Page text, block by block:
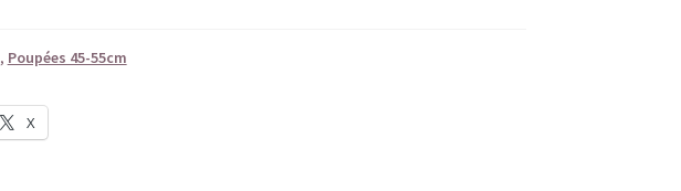
, Poupées 45-55cm
X